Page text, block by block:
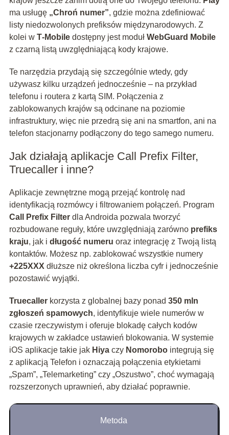
ma usługę „Chroń numer”, gdzie można zdefiniować
listy niedozwolonych prefiksów międzynarodowych. Z
kolei w T‑Mobiledostępny jest moduł WebGuard Mobile
z czarną listą uwzględniającą kody krajowe.
Te narzędzia przydają się szczególnie wtedy, gdy
używasz kilku urządzeń jednocześnie – na przykład
telefonu i routera z kartą SIM. Połączenia z
zablokowanych krajów są odcinane na poziomie
infrastruktury, więc nie przedrą się ani na smartfon, ani na
telefon stacjonarny podłączony do tego samego numeru.
Jak działają aplikacje Call Prefix Filter,
Truecaller i inne?
Aplikacje zewnętrzne mogą przejąć kontrolę nad
identyfikacją rozmówcy i filtrowaniem połączeń. Program
Call Prefix Filterdla Androida pozwala tworzyć
rozbudowane reguły, które uwzględniają zarówno prefiks
kraju, jak i długość numeru oraz integrację z Twoją listą
kontaktów. Możesz np. zablokować wszystkie numery
+225XXX dłuższe niż określona liczba cyfr i jednocześnie
pozostawić wyjątki.
Truecallerkorzysta z globalnej bazy ponad 350 mln
zgłoszeń spamowych, identyfikuje wiele numerów w
czasie rzeczywistym i oferuje blokadę całych kodów
krajowych w zakładce ustawień blokowania. W systemie
iOS aplikacje takie jak Hiyaczy Nomorobointegrują się
z aplikacją Telefon i oznaczają połączenia etykietami
„Spam”, „Telemarketing” czy „Oszustwo”, choć wymagają
rozszerzonych uprawnień, aby działać poprawnie.
Metoda